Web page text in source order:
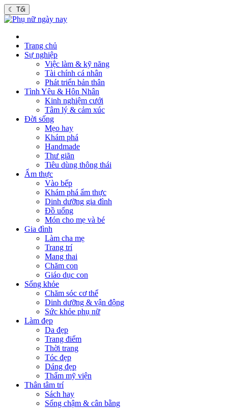
☾ Tối
Trang chủ
Sự nghiệp
Việc làm & kỹ năng
Tài chính cá nhân
Phát triển bản thân
Tình Yêu & Hôn Nhân
Kinh nghiệm cưới
Tâm lý & cảm xúc
Đời sống
Mẹo hay
Khám phá
Handmade
Thư giãn
Tiêu dùng thông thái
Ẩm thực
Vào bếp
Khám phá ẩm thực
Dinh dưỡng gia đình
Đồ uống
Món cho mẹ và bé
Gia đình
Làm cha mẹ
Trang trí
Mang thai
Chăm con
Giáo dục con
Sống khỏe
Chăm sóc cơ thể
Dinh dưỡng & vận động
Sức khỏe phụ nữ
Làm đẹp
Da đẹp
Trang điểm
Thời trang
Tóc đẹp
Dáng đẹp
Thẩm mỹ viện
Thân tâm trí
Sách hay
Sống chậm & cân bằng